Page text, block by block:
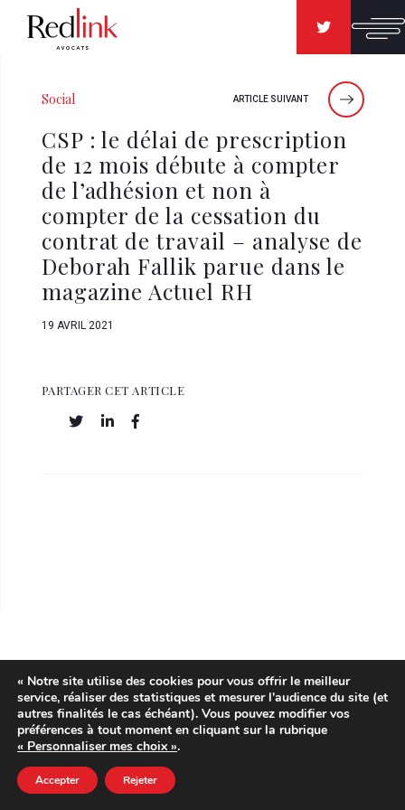
Social ARTICLE SUIVANT
CSP : le délai de prescription
de 12 mois débute à compter
de l’adhésion et non à
compter de la cessation du
contrat de travail – analyse de
Deborah Fallik parue dans le
magazine Actuel RH
19 AVRIL 2021
PARTAGER CET ARTICLE
« Notre site utilise des cookies pour vous offrir le meilleur
service, réaliser des statistiques et mesurer l'audience du site (et
autres finalités le cas échéant). Vous pouvez modifier vos
préférences à tout moment en cliquant sur la rubrique
« Personnaliser mes choix ».
Accepter Rejeter